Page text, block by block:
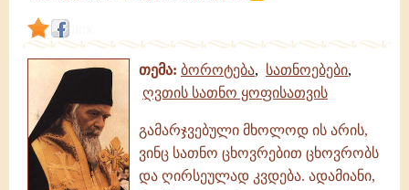
თემა: ბოროტება, სათნოებები,
ღვთის სათნო ყოფისათვის
გამარჯვებული მხოლოდ ის არის,
ვინც სათნო ცხოვრებით ცხოვრობს
და ღირსეულად კვდება. ადამიანი,